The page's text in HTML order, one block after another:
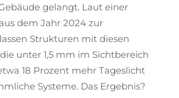
gelangt. Laut einer
dem Jahr 2024 zur
Strukturen mit diesen
unter 1,5 mm im Sichtbereich
18 Prozent mehr Tageslicht
Systeme. Das Ergebnis?